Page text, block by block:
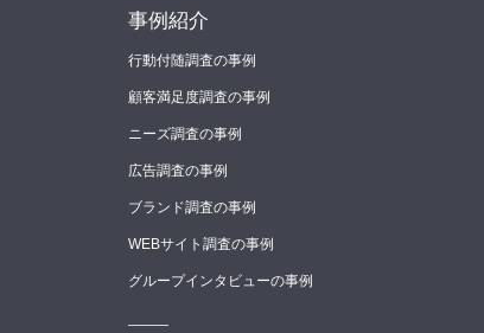
事例紹介
行動付随調査の事例
顧客満足度調査の事例
ニーズ調査の事例
広告調査の事例
ブランド調査の事例
WEBサイト調査の事例
グループインタビューの事例